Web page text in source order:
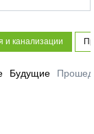
и канализации
Будущие